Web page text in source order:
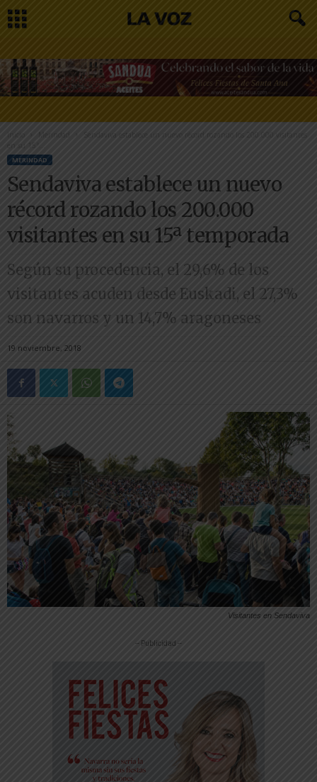
Inicio
Sendaviva establece un nuevo récord rozando los 200.000 visitantes
MERINDAD
Sendaviva establece un nuevo
récord rozando los 200.000
visitantes en su 15ª temporada
Según su procedencia, el 29,6% de los
visitantes acuden desde Euskadi, el 27,3%
son navarros y un 14,7% aragoneses
19 noviembre, 2018
Visitantes en Sendaviva
-- Publicidad --